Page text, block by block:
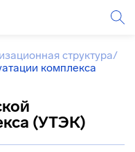
структура/
комплекса
(УТЭК)